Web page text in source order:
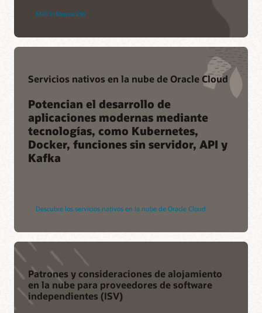
Más información
Servicios nativos en la nube de Oracle Cloud
Potencian el desarrollo de
aplicaciones modernas mediante
tecnologías, como Kubernetes,
Docker, funciones sin servidor, API y
Kafka
Descubre los servicios nativos en la nube de Oracle Cloud
Patrones y consideraciones de alojamiento
en la nube para proveedores de software
independientes (ISV)